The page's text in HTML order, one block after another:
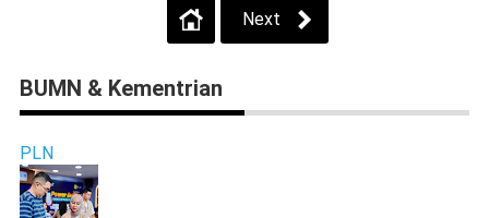
Next
BUMN & Kementrian
PLN